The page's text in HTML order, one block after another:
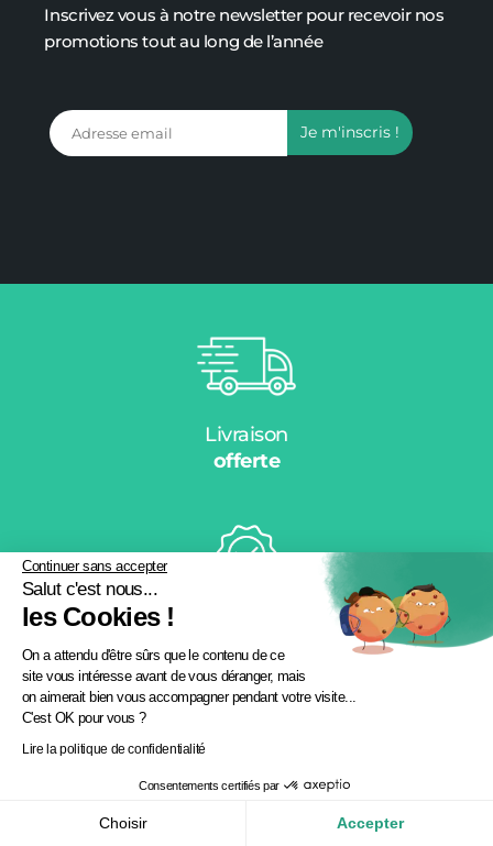
Inscrivez vous à notre newsletter pour recevoir nos
promotions tout au long de l’année
Livraison
offerte
produit
Continuer sans accepter
Salut c'est nous...
les Cookies !
On a attendu d'être sûrs que le contenu de ce
site vous intéresse avant de vous déranger, mais
on aimerait bien vous accompagner pendant votre visite...
C'est OK pour vous ?
Lire la politique de confidentialité
Consentements certifiés par
Choisir Accepter